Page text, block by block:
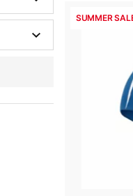
SUMMER